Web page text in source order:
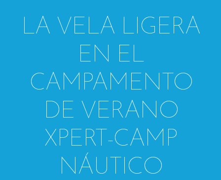
LA VELA LIGERA
EN EL
CAMPAMENTO
DE VERANO
XPERT-CAMP
NÁUTICO